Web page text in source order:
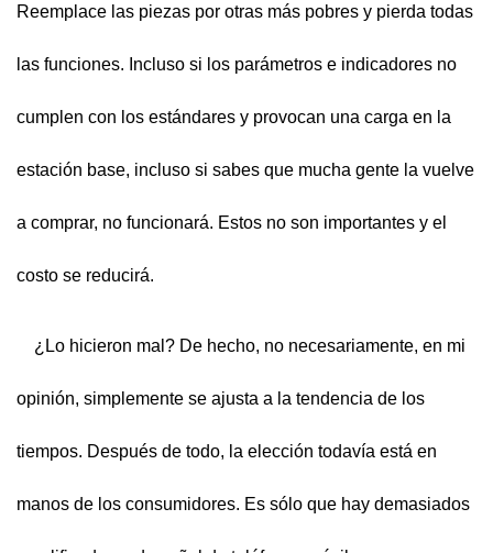
Reemplace las piezas por otras más pobres y pierda todas
las funciones. Incluso si los parámetros e indicadores no
cumplen con los estándares y provocan una carga en la
estación base, incluso si sabes que mucha gente la vuelve
a comprar, no funcionará. Estos no son importantes y el
costo se reducirá.
¿Lo hicieron mal? De hecho, no necesariamente, en mi
opinión, simplemente se ajusta a la tendencia de los
tiempos. Después de todo, la elección todavía está en
manos de los consumidores. Es sólo que hay demasiados